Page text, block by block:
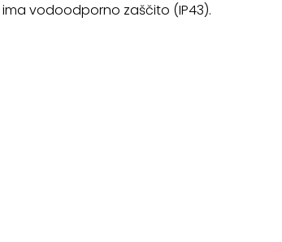
vodoodporno zaščito (IP43).